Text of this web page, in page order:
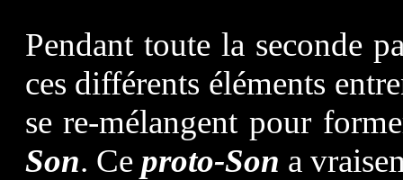
Pendant toute la seconde
ces différents éléments
se re-mélangent pour
Son. Ce proto-Son a